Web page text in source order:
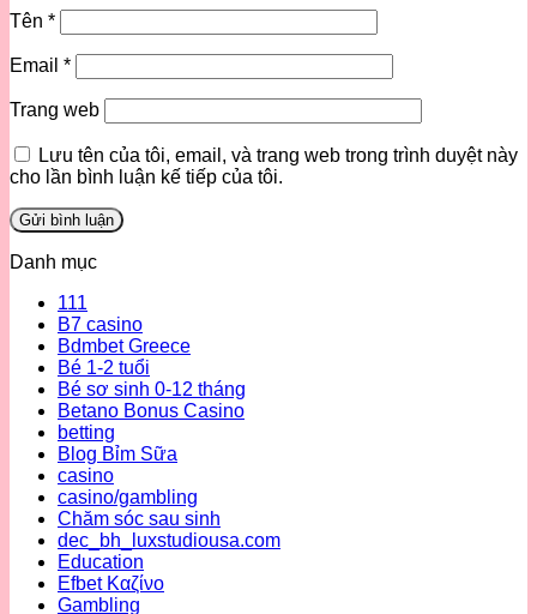
Tên *
Email *
Trang web
Lưu tên của tôi, email, và trang web trong trình duyệt này
cho lần bình luận kế tiếp của tôi.
Danh mục
111
B7 casino
Bdmbet Greece
Bé 1-2 tuổi
Bé sơ sinh 0-12 tháng
Betano Bonus Casino
betting
Blog Bỉm Sữa
casino
casino/gambling
Chăm sóc sau sinh
dec_bh_luxstudiousa.com
Education
Efbet Καζίνο
Gambling